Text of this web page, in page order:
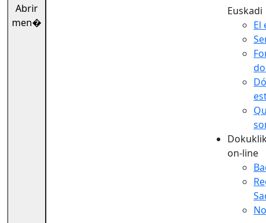
Abrir
men�
Euskadi
El
on-line